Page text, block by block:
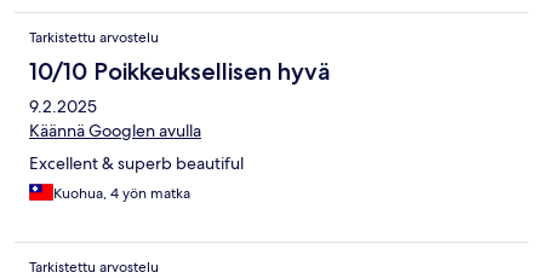
Tarkistettu arvostelu
10/10 Poikkeuksellisen hyvä
9.2.2025
Käännä Googlen avulla
Excellent & superb beautiful
Kuohua, 4 yön matka
Tarkistettu arvostelu